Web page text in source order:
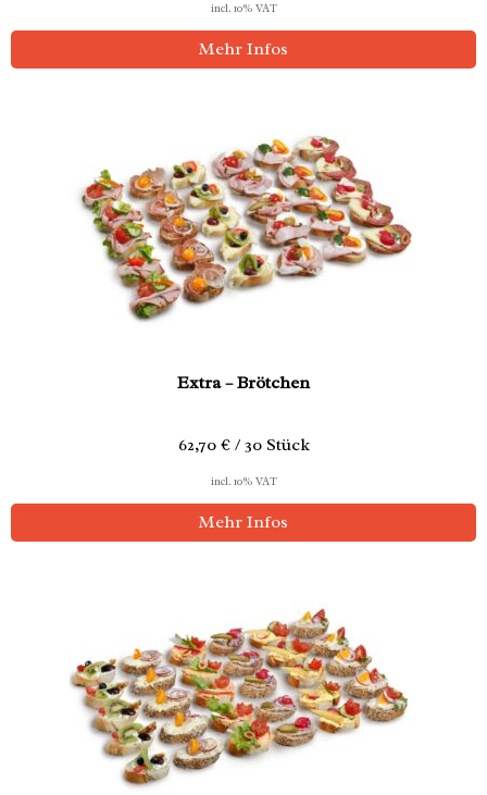
incl. 10% VAT
Mehr Infos
Extra – Brötchen
62,70 € / 30 Stück
incl. 10% VAT
Mehr Infos